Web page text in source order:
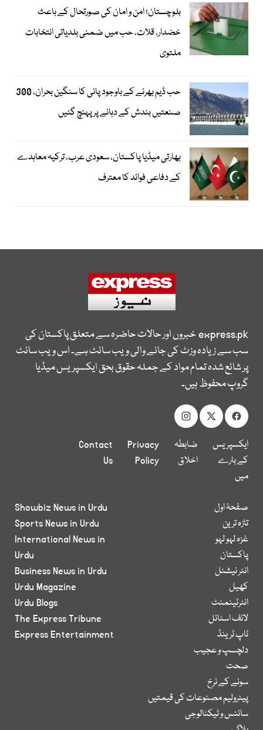
بلوچستان؛ امن و امان کی صورتحال کے باعث
خضدار، قلات، حب میں ضمنی بلدیاتی انتخابات
ملتوی
حب ڈیم بھرنے کے باوجود پانی کا سنگین بحران، 300
صنعتیں بندش کے دہانے پر پہنچ گئیں
بھارتی میڈیا پاکستان، سعودی عرب، ترکیہ معاہدے
کے دفاعی فوائد کا معترف
express.pkخبروں اور حالات حاضرہ سے متعلق پاکستان کی
سب سے زیادہ وزٹ کی جانے والی ویب سائٹ ہے۔ اس ویب سائٹ
پر شائع شدہ تمام مواد کے جملہ حقوق بحق ایکسپریس میڈیا
گروپ محفوظ ہیں۔
ایکسپریس
کے بارے
میں
ضابطہ
اخلاق
Privacy
Policy
Contact
Us
صفحۂ اول
تازہ ترین
غزہ لہو لہو
پاکستان
انٹر نیشنل
کھیل
انٹرٹینمنٹ
لائف اسٹائل
ٹاپ ٹرینڈ
دلچسپ و عجیب
صحت
سونے کے نرخ
پیٹرولیم مصنوعات کی قیمتیں
سائنس و ٹیکنالوجی
Showbiz News in Urdu
Sports News in Urdu
International News in
Urdu
Business News in Urdu
Urdu Magazine
Urdu Blogs
The Express Tribune
Express Entertainment